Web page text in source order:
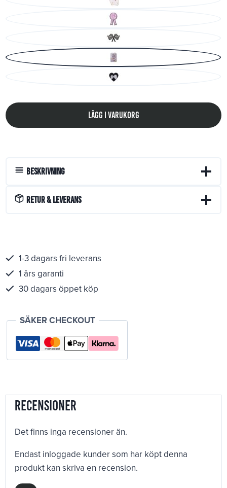
Lägg i varukorg
Beskrivning
Retur & Leverans
1-3 dagars fri leverans
1 års garanti
30 dagars öppet köp
SÄKER CHECKOUT
Recensioner
Det finns inga recensioner än.
Endast inloggade kunder som har köpt denna
produkt kan skriva en recension.